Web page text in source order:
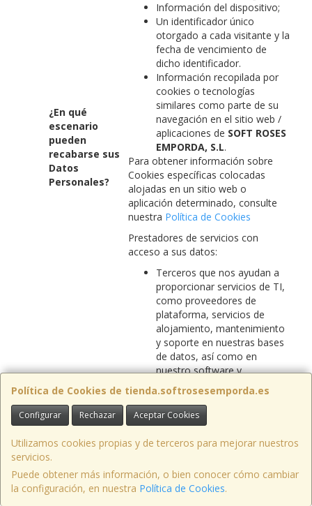
Información del dispositivo;
Un identificador único
otorgado a cada visitante y la
fecha de vencimiento de
dicho identificador.
¿En qué
escenario
pueden
recabarse sus
Datos
Personales?
Información recopilada por
cookies o tecnologías
similares como parte de su
navegación en el sitio web /
aplicaciones de SOFT ROSES
EMPORDA, S.L.
Para obtener información sobre
Cookies específicas colocadas
alojadas en un sitio web o
aplicación determinado, consulte
nuestra Política de Cookies
¿Quién/Quienes
pueden tener
acceso a sus
Datos
Prestadores de servicios con
acceso a sus datos:
Terceros que nos ayudan a
proporcionar servicios de TI,
como proveedores de
plataforma, servicios de
alojamiento, mantenimiento
y soporte en nuestras bases
de datos, así como en
nuestro software y
aplicaciones que pueden
contener datos sobre usted;
Terceros que nos ayudan a
proporcionar servicios
digitales y de comercio
electrónico como escucha
social, localizador de tiendas,
programas de lealtad,
administración de
Política de Cookies de tienda.softrosesemporda.es
Configurar Rechazar Aceptar Cookies
Utilizamos cookies propias y de terceros para mejorar nuestros
servicios.
Puede obtener más información, o bien conocer cómo cambiar
la configuración, en nuestra Política de Cookies.